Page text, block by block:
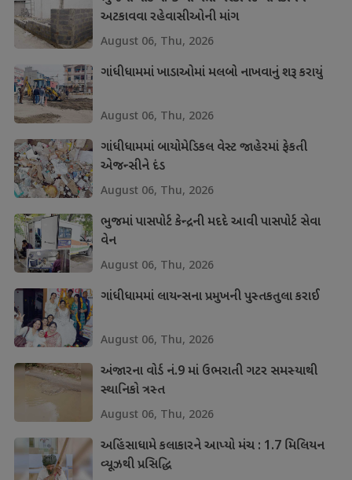
અટકાવવા રહેવાસીઓની માંગ
August 06, Thu, 2026
ગાંધીધામમાં ખાડાઓમાં મલબો નાખવાનું શરૂ કરાયું
August 06, Thu, 2026
ગાંધીધામમાં બાયોમેડિકલ વેસ્ટ જાહેરમાં ફેકતી
એજન્સીને દંડ
August 06, Thu, 2026
ભુજમાં પાસપોર્ટ કેન્દ્રની મદદે આવી પાસપોર્ટ સેવા
વેન
August 06, Thu, 2026
ગાંધીધામમાં લાયન્સના પ્રમુખની પુસ્તકતુલા કરાઈ
August 06, Thu, 2026
અંજારના વોર્ડ નં.9 માં ઉભરાતી ગટર સમસ્યાથી
સ્થાનિકો ત્રસ્ત
August 06, Thu, 2026
અહિંસાધામે કલાકારને આપ્યો મંચ : 1.7 મિલિયન
વ્યૂઝથી પ્રસિદ્ધિ